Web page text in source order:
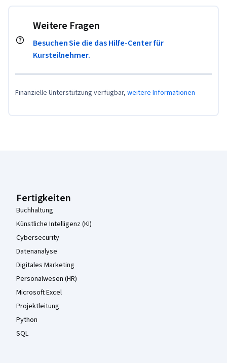
Weitere Fragen
Besuchen Sie die das Hilfe-Center für
Kursteilnehmer.
Finanzielle Unterstützung verfügbar, weitere Informationen
Fertigkeiten
Buchhaltung
Künstliche Intelligenz (KI)
Cybersecurity
Datenanalyse
Digitales Marketing
Personalwesen (HR)
Microsoft Excel
Projektleitung
Python
SQL